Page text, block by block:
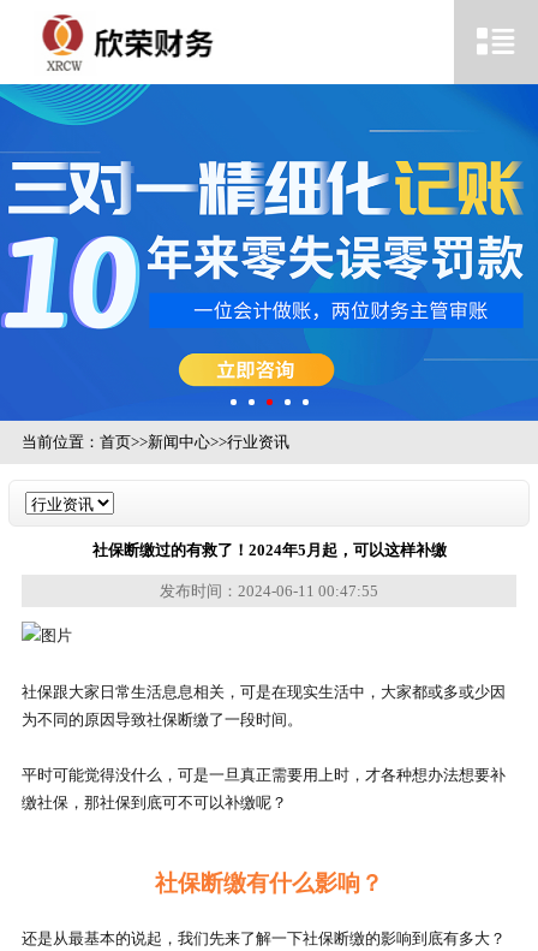
当前位置： 首页>>新闻中心>>行业资讯
社保断缴过的有救了！2024年5月起，可以这样补缴
发布时间：2024-06-11 00:47:55
社保跟大家日常生活息息相关，可是在现实生活中，大家都或多或少因
为不同的原因导致社保断缴了一段时间。
平时可能觉得没什么，可是一旦真正需要用上时，才各种想办法想要补
缴社保，那社保到底可不可以补缴呢？
社保断缴有什么影响？
还是从最基本的说起，我们先来了解一下社保断缴的影响到底有多大？